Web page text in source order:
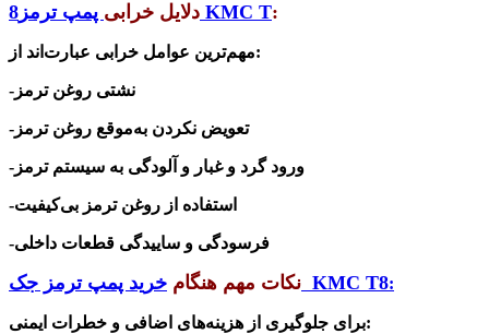
دلایل خرابی پمپ ترمز8 KMC T:
مهم‌ترین عوامل خرابی عبارت‌اند از:
-نشتی روغن ترمز
-تعویض نکردن به‌موقع روغن ترمز
-ورود گرد و غبار و آلودگی به سیستم ترمز
-استفاده از روغن ترمز بی‌کیفیت
-فرسودگی و ساییدگی قطعات داخلی
نکات مهم هنگام KMC T8:
برای جلوگیری از هزینه‌های اضافی و خطرات ایمنی: